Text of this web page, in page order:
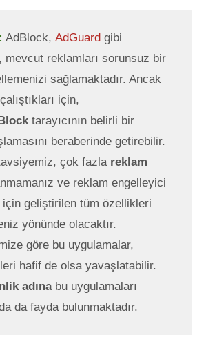
AdBlock, AdGuard gibi
mevcut reklamları sorunsuz bir
sağlamaktadır. Ancak
için,
tarayıcının belirli bir
beraberinde getirebilir.
çok fazla reklam
ve reklam engelleyici
için geliştirilen tüm özellikleri
yönünde olacaktır.
göre bu uygulamalar,
hafif de olsa yavaşlatabilir.
adınabu uygulamaları
da fayda bulunmaktadır.